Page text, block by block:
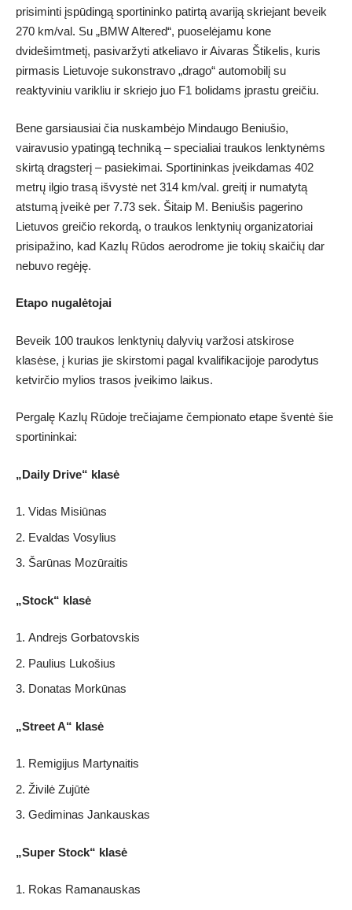
prisiminti įspūdingą sportininko patirtą avariją skriejant beveik
270 km/val. Su „BMW Altered“, puoselėjamu kone
dvidešimtmetį, pasivaržyti atkeliavo ir Aivaras Štikelis, kuris
pirmasis Lietuvoje sukonstravo „drago“ automobilį su
reaktyviniu varikliu ir skriejo juo F1 bolidams įprastu greičiu.
Bene garsiausiai čia nuskambėjo Mindaugo Beniušio,
vairavusio ypatingą techniką – specialiai traukos lenktynėms
skirtą dragsterį – pasiekimai. Sportininkas įveikdamas 402
metrų ilgio trasą išvystė net 314 km/val. greitį ir numatytą
atstumą įveikė per 7.73 sek. Šitaip M. Beniušis pagerino
Lietuvos greičio rekordą, o traukos lenktynių organizatoriai
prisipažino, kad Kazlų Rūdos aerodrome jie tokių skaičių dar
nebuvo regėję.
Etapo nugalėtojai
Beveik 100 traukos lenktynių dalyvių varžosi atskirose
klasėse, į kurias jie skirstomi pagal kvalifikacijoje parodytus
ketvirčio mylios trasos įveikimo laikus.
Pergalę Kazlų Rūdoje trečiajame čempionato etape šventė šie
sportininkai:
„Daily Drive“ klasė
Vidas Misiūnas
Evaldas Vosylius
Šarūnas Mozūraitis
„Stock“ klasė
Andrejs Gorbatovskis
Paulius Lukošius
Donatas Morkūnas
„Street A“ klasė
Remigijus Martynaitis
Živilė Zujūtė
Gediminas Jankauskas
„Super Stock“ klasė
Rokas Ramanauskas